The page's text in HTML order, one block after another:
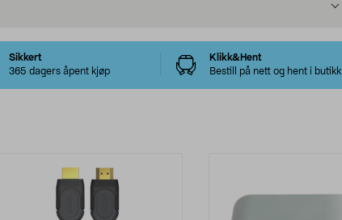
Sikkert
365 dagers åpent kjøp
Klikk&Hent
Bestill på nett og hent i butikk